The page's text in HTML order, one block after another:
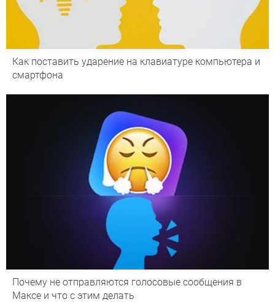
Как поставить ударение на клавиатуре компьютера и
смартфона
Почему не отправляются голосовые сообщения в
Максе и что с этим делать